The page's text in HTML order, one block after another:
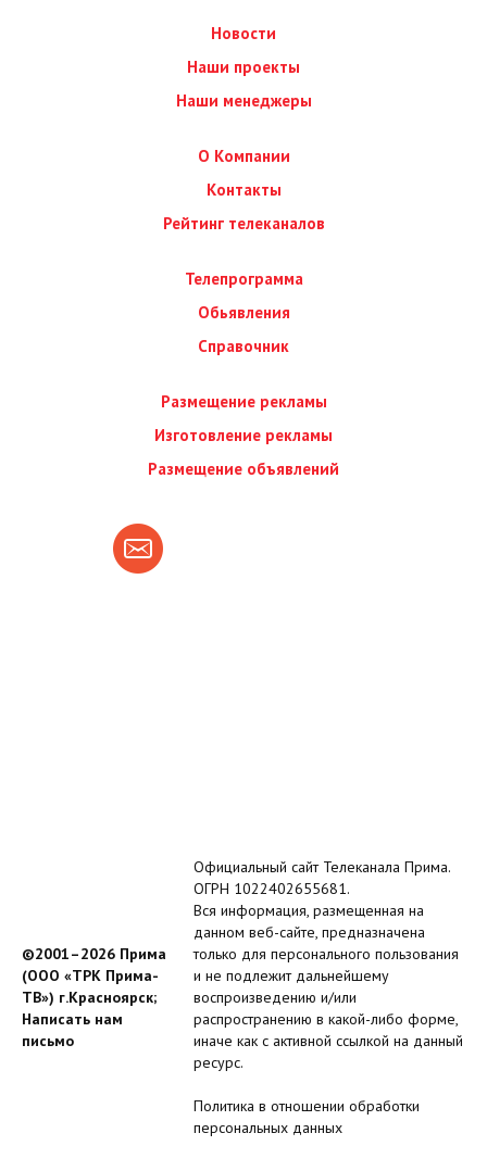
Новости
Наши проекты
Наши менеджеры
О Компании
Контакты
Рейтинг телеканалов
Телепрограмма
Обьявления
Справочник
Размещение рекламы
Изготовление рекламы
Размещение объявлений
©2001–2026 Прима
(ООО «ТРК Прима-
ТВ») г.Красноярск;
Написать нам
письмо
Официальный сайт Телеканала Прима.
ОГРН 1022402655681.
Вся информация, размещенная на
данном веб-сайте, предназначена
только для персонального пользования
и не подлежит дальнейшему
воспроизведению и/или
распространению в какой-либо форме,
иначе как с активной ссылкой на данный
ресурс.
Политика в отношении обработки
персональных данных